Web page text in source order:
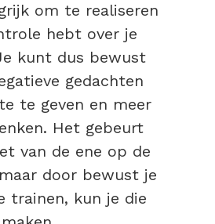
om te realiseren
hebt over je
kunt dus bewust
gedachten
te geven en meer
Het gebeurt
van de ene op de
door bewust je
trainen, kun je die